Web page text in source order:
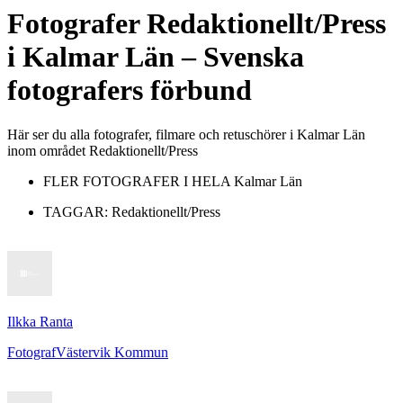
FotograferRedaktionellt/Press
i Kalmar Län– Svenska
fotografers förbund
Här ser du alla fotografer, filmare och retuschörer i Kalmar Län
inom området Redaktionellt/Press
FLER FOTOGRAFER I HELA Kalmar Län
TAGGAR: Redaktionellt/Press
Ilkka Ranta
FotografVästervik Kommun